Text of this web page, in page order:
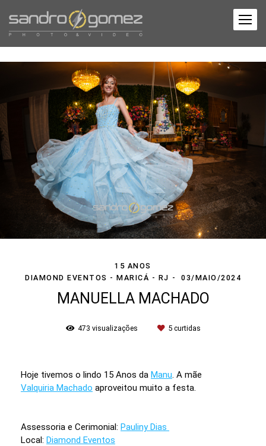
15 ANOS
DIAMOND EVENTOS - MARICÁ - RJ
03/MAIO/2024
MANUELLA MACHADO
473 visualizações 5curtidas
Hoje tivemos o lindo 15 Anos da Manu . A mãe
Valquiria Machado aproveitou muito a festa.
Assessoria e Cerimonial: Pauliny Dias
Local: Diamond Eventos